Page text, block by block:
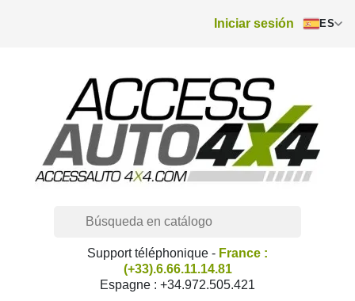
Iniciar sesión ES
Support téléphonique - France :
(+33).6.66.11.14.81
Espagne : +34.972.505.421